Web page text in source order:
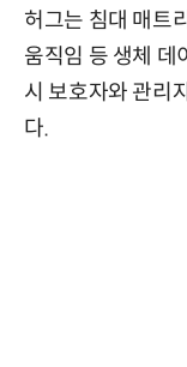
허그는 침대 매트
움직임 등 생체 데
시 보호자와 관리
다.